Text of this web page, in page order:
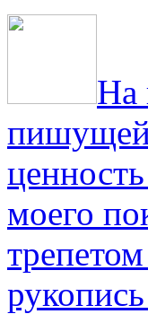
На
моего